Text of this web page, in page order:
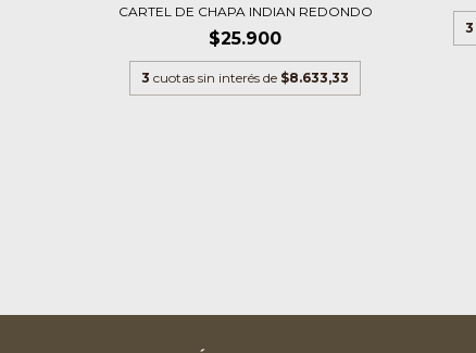
CARTEL DE CHAPA INDIAN REDONDO
$25.900
3 cuotas sin interés de $8.633,33
3